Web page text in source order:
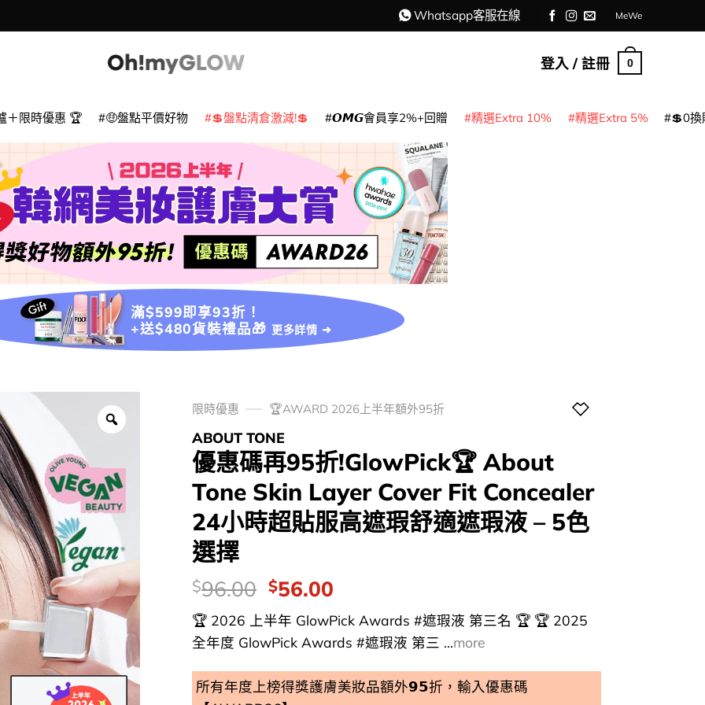
Whatsapp客服在線 MeWe
登入 / 註冊 0
＋限時優惠 🏆 🤑盤點平價好物 💲盤點清倉激減!💲 𝙊𝙈𝙂會員享2%+回贈 精選Extra 10% 精選Extra 5% 💲0換
滿$599即享93折！
+送$480貨裝禮品🎁 更多詳情 ➜
限時優惠 🏆AWARD 2026上半年額外95折
ABOUT TONE
優惠碼再95折!GlowPick🏆 About
Tone Skin Layer Cover Fit Concealer
24小時超貼服高遮瑕舒適遮瑕液 – 5色
選擇
價
錢：
$96.00 Original
price
was:
$96.00.
$56.00Current
is:
$56.00.
🏆 2026 上半年 GlowPick Awards #遮瑕液 第三名 🏆 🏆 2025
全年度 GlowPick Awards #遮瑕液 第三 ...more
所有年度上榜得獎護膚美妝品額外𝟵𝟱折，輸入優惠碼